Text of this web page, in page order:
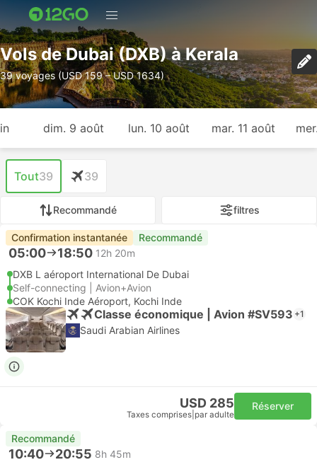
Vols de Dubai (DXB) à Kerala
39 voyages (USD 159 – USD 1634)
dim. 9 août lun. 10 août mar. 11 août
Tout39 39
Recommandé filtres
Confirmation instantanée Recommandé
05:00 18:50 12h 20m
DXB L aéroport International De Dubai
Self-connecting | Avion+Avion
COK Kochi Inde Aéroport, Kochi Inde
Classe économique | Avion #SV593 +1
Saudi Arabian Airlines
USD 285
Taxes comprises par adulte
Réserver
Recommandé
10:40 20:55 8h 45m